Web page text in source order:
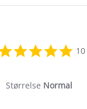
star
Størrelse Normal